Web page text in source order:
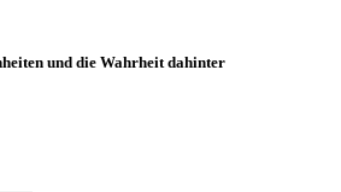
und die Wahrheit dahinter